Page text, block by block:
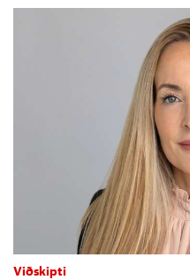
Viðskipti